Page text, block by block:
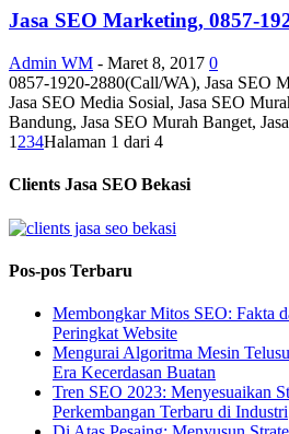
Jasa SEO Marketing, 0857-
Admin WM - Maret 8, 2017 0
0857-1920-2880(Call/WA), Jasa SEO
Jasa SEO Media Sosial, Jasa SEO
Bandung, Jasa SEO Murah Banget,
1 234Halaman 1 dari 4
Clients Jasa SEO Bekasi
Pos-pos Terbaru
Membongkar Mitos SEO: Fakta
Peringkat Website
Mengurai Algoritma Mesin
Era Kecerdasan Buatan
Tren SEO 2023: Menyesuaikan
Perkembangan Terbaru di Industri